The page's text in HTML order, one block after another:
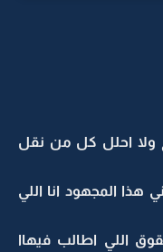
ولا احلل كل من نقل
هذا المجهود انا اللي
اللي اطالب فيهاا